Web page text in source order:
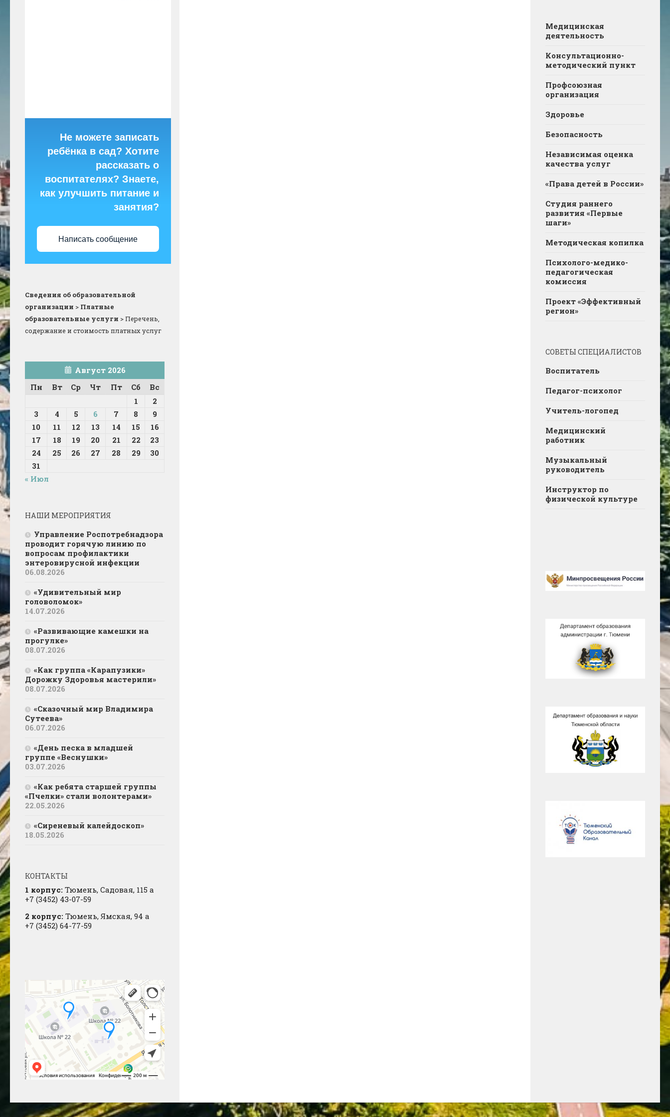
Не можете записать
ребёнка в сад? Хотите
рассказать о
воспитателях? Знаете,
как улучшить питание и
занятия?
Написать сообщение
Сведения об образовательной
организации > Платные
образовательные услуги >Перечень,
содержание и стоимость платных услуг
Август 2026
Пн
Вт Ср Чт Пт Сб
Вс
1
2
3
4 5 6 7 8
9
10
11 12 13 14 15
16
17
18 19 20 21 22
23
24
25 26 27 28 29
30
31
« Июл
НАШИ МЕРОПРИЯТИЯ
Управление Роспотребнадзора
проводит горячую линию по
вопросам профилактики
энтеровирусной инфекции
06.08.2026
«Удивительный мир
головоломок»
14.07.2026
«Развивающие камешки на
прогулке»
08.07.2026
«Как группа «Карапузики»
Дорожку Здоровья мастерили»
08.07.2026
«Сказочный мир Владимира
Сутеева»
06.07.2026
«День песка в младшей
группе «Веснушки»
03.07.2026
«Как ребята старшей группы
«Пчелки» стали волонтерами»
22.05.2026
«Сиреневый калейдоскоп»
18.05.2026
КОНТАКТЫ
1 корпус: Тюмень, Садовая, 115 а
+7 (3452) 43-07-59
2 корпус: Тюмень, Ямская, 94 а
+7 (3452) 64-77-59
Медицинская
деятельность
Консультационно-
методический пункт
Профсоюзная
организация
Здоровье
Безопасность
Независимая оценка
качества услуг
«Права детей в России»
Студия раннего
развития «Первые
шаги»
Методическая копилка
Психолого-медико-
педагогическая
комиссия
Проект «Эффективный
регион»
СОВЕТЫ СПЕЦИАЛИСТОВ
Воспитатель
Педагог-психолог
Учитель-логопед
Медицинский
работник
Музыкальный
руководитель
Инструктор по
физической культуре